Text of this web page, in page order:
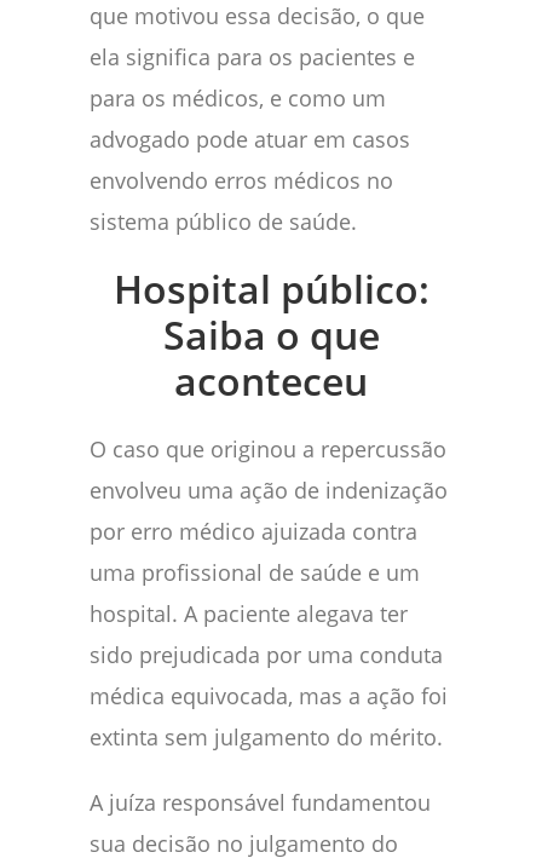
que motivou essa decisão, o que
ela significa para os pacientes e
para os médicos, e como um
advogado pode atuar em casos
envolvendo erros médicos no
sistema público de saúde.
Hospital público:
Saiba o que
aconteceu
O caso que originou a repercussão
envolveu uma ação de indenização
por erro médico ajuizada contra
uma profissional de saúde e um
hospital. A paciente alegava ter
sido prejudicada por uma conduta
médica equivocada, mas a ação foi
extinta sem julgamento do mérito.
A juíza responsável fundamentou
sua decisão no julgamento do